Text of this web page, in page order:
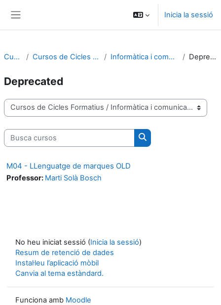
Inicia la sessió
Cursos Cursos de Cicles Formatius Informàtica i comunicacions Deprecated
Deprecated
Categories de cursos
Busca cursos
Busca cursos
M04 - LLenguatge de marques OLD
Professor: Marti Solà Bosch
No heu iniciat sessió (Inicia la sessió)
Resum de retenció de dades
Instal·leu l’aplicació mòbil
Canvia al tema estàndard.
Funciona amb Moodle